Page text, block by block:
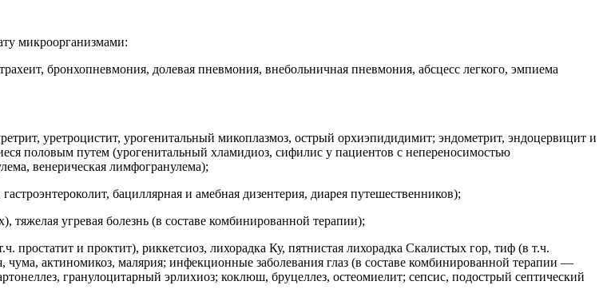
микроорганизмами:
бронхопневмония, долевая пневмония, внебольничная пневмония, абсцесс легкого, эмпиема
уретроцистит, урогенитальный микоплазмоз, острый орхиэпидидимит; эндометрит, эндоцервицит и
половым путем (урогенитальный хламидиоз, сифилис у пациентов с непереносимостью
венерическая лимфогранулема);
бациллярная и амебная дизентерия, диарея путешественников);
угревая болезнь (в составе комбинированной терапии);
простатит и проктит), риккетсиоз, лихорадка Ку, пятнистая лихорадка Скалистых гор, тиф (в т.ч.
чума, актиномикоз, малярия; инфекционные заболевания глаз (в составе комбинированной терапии —
гранулоцитарный эрлихиоз; коклюш, бруцеллез, остеомиелит; сепсис, подострый септический